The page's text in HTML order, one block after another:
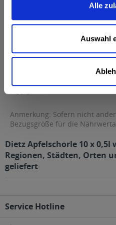
Alle
Auswahl
davon gesättigte Fettsäuren
davon Zucker
Salz
Anmerkung: Sofern nicht
Bezugsgröße für die
Dietz Apfelschorle 10 x
Regionen, Städten, Orten
geliefert
Service Hotline